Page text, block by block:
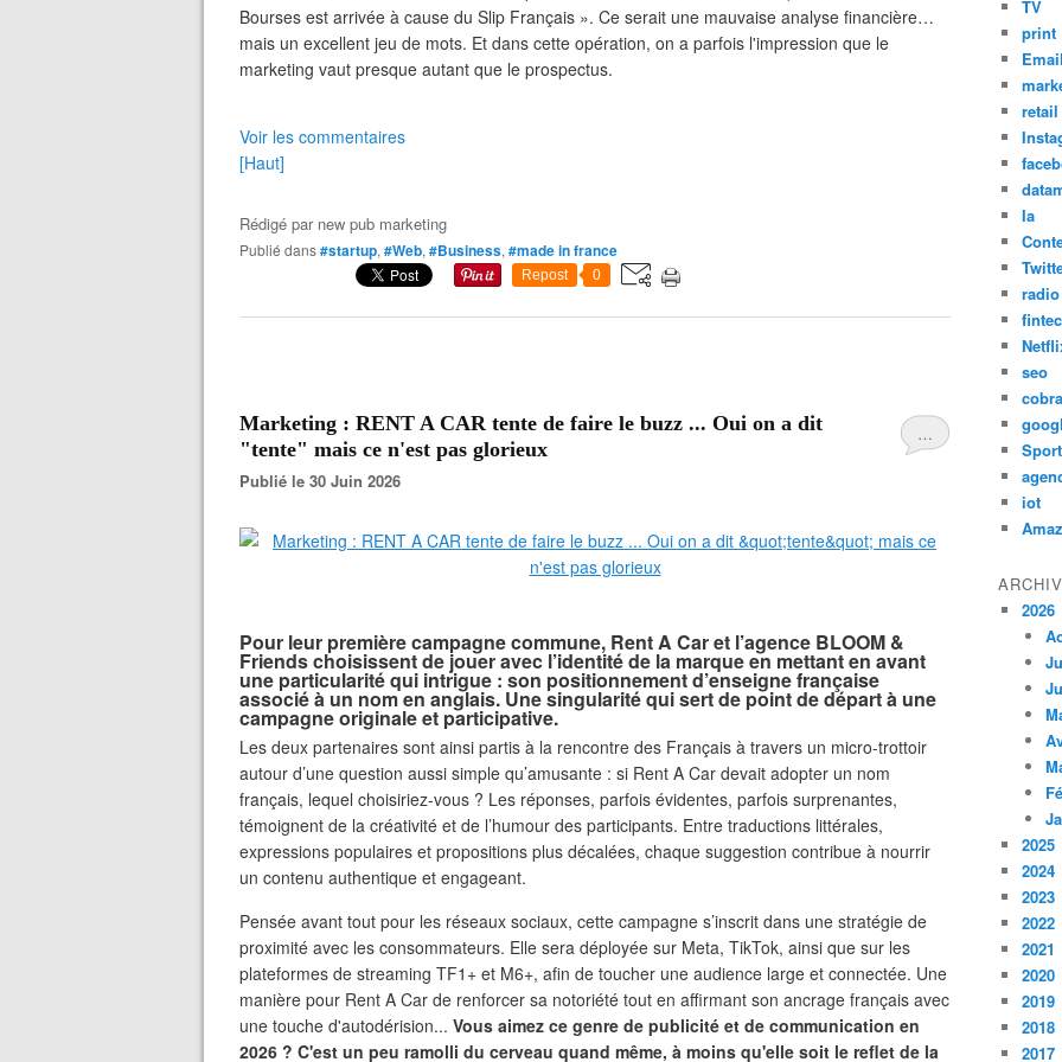
Bourses est arrivée à cause du Slip Français ». Ce serait une mauvaise analyse financière…
mais un excellent jeu de mots. Et dans cette opération, on a parfois l'impression que le
marketing vaut presque autant que le prospectus.
Voir les commentaires
[Haut]
Rédigé par new pub marketing
Publié dans#startup, #Web, #Business, #made in france
Repost 0
…
Marketing : RENT A CAR tente de faire le buzz ... Oui on a dit
"tente" mais ce n'est pas glorieux
Publié le 30 Juin 2026
Pour leur première campagne commune, Rent A Car et l’agence BLOOM &
Friends choisissent de jouer avec l’identité de la marque en mettant en avant
une particularité qui intrigue : son positionnement d’enseigne française
associé à un nom en anglais. Une singularité qui sert de point de départ à une
campagne originale et participative.
Les deux partenaires sont ainsi partis à la rencontre des Français à travers un micro-trottoir
autour d’une question aussi simple qu’amusante : si Rent A Car devait adopter un nom
français, lequel choisiriez-vous ? Les réponses, parfois évidentes, parfois surprenantes,
témoignent de la créativité et de l’humour des participants. Entre traductions littérales,
expressions populaires et propositions plus décalées, chaque suggestion contribue à nourrir
un contenu authentique et engageant.
Pensée avant tout pour les réseaux sociaux, cette campagne s’inscrit dans une stratégie de
proximité avec les consommateurs. Elle sera déployée sur Meta, TikTok, ainsi que sur les
plateformes de streaming TF1+ et M6+, afin de toucher une audience large et connectée. Une
manière pour Rent A Car de renforcer sa notoriété tout en affirmant son ancrage français avec
une touche d'autodérision... Vous aimez ce genre de publicité et de communication en
2026 ? C'est un peu ramolli du cerveau quand même, à moins qu'elle soit le reflet de la
TV
print
retail
Ia
radio
seo
iot
2026
2025
2024
2023
2022
2021
2020
2019
2018
2017